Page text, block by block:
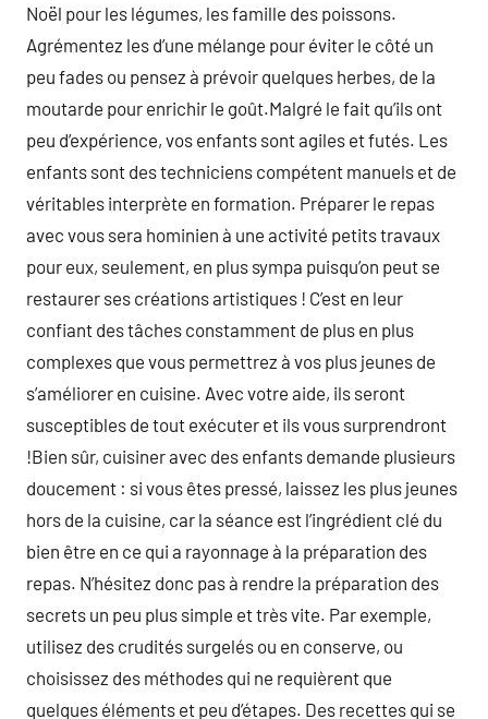
Noël pour les légumes, les famille des poissons.
Agrémentez les d’une mélange pour éviter le côté un
peu fades ou pensez à prévoir quelques herbes, de la
moutarde pour enrichir le goût.Malgré le fait qu’ils ont
peu d’expérience, vos enfants sont agiles et futés. Les
enfants sont des techniciens compétent manuels et de
véritables interprète en formation. Préparer le repas
avec vous sera hominien à une activité petits travaux
pour eux, seulement, en plus sympa puisqu’on peut se
restaurer ses créations artistiques ! C’est en leur
confiant des tâches constamment de plus en plus
complexes que vous permettrez à vos plus jeunes de
s’améliorer en cuisine. Avec votre aide, ils seront
susceptibles de tout exécuter et ils vous surprendront
!Bien sûr, cuisiner avec des enfants demande plusieurs
doucement : si vous êtes pressé, laissez les plus jeunes
hors de la cuisine, car la séance est l’ingrédient clé du
bien être en ce qui a rayonnage à la préparation des
repas. N’hésitez donc pas à rendre la préparation des
secrets un peu plus simple et très vite. Par exemple,
utilisez des crudités surgelés ou en conserve, ou
choisissez des méthodes qui ne requièrent que
quelques éléments et peu d’étapes. Des recettes qui se